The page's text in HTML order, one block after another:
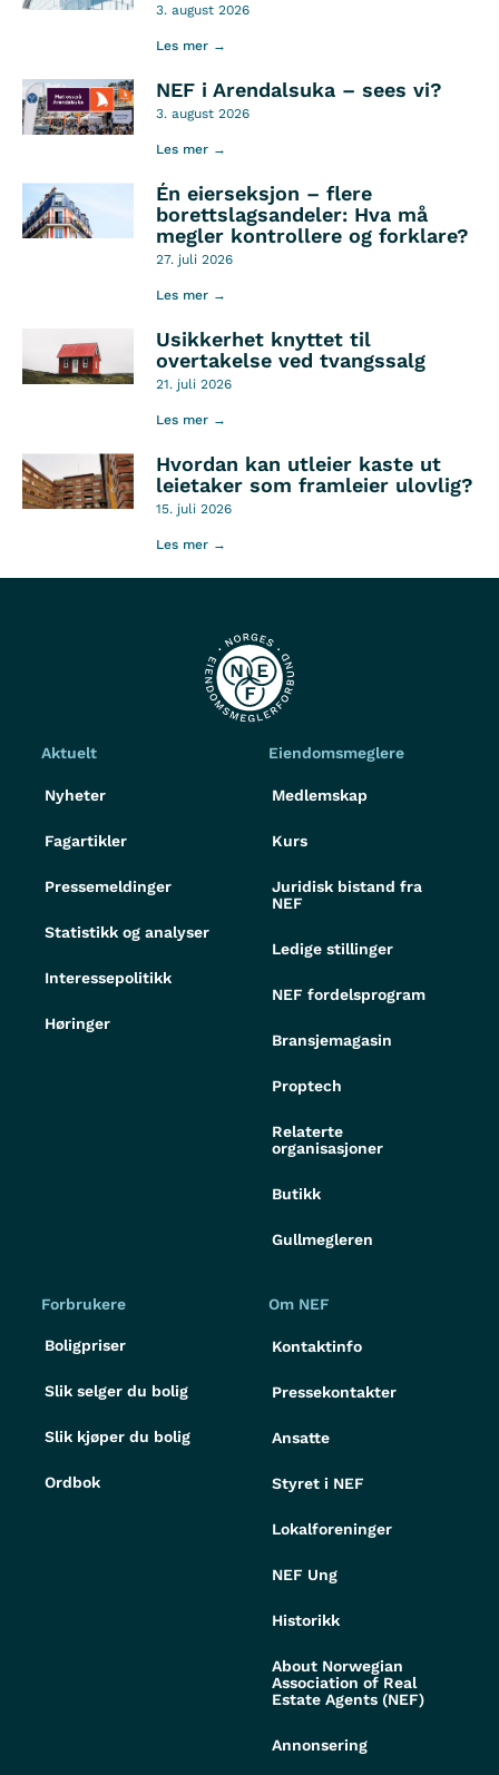
3. august 2026
Les mer →
NEF i Arendalsuka – sees vi?
3. august 2026
Les mer →
Én eierseksjon – flere
borettslagsandeler: Hva må
megler kontrollere og forklare?
27. juli 2026
Les mer →
Usikkerhet knyttet til
overtakelse ved tvangssalg
21. juli 2026
Les mer →
Hvordan kan utleier kaste ut
leietaker som framleier ulovlig?
15. juli 2026
Les mer →
Aktuelt
Nyheter
Fagartikler
Pressemeldinger
Statistikk og analyser
Interessepolitikk
Høringer
Eiendomsmeglere
Medlemskap
Kurs
Juridisk bistand fra
NEF
Ledige stillinger
NEF fordelsprogram
Bransjemagasin
Proptech
Relaterte
organisasjoner
Butikk
Gullmegleren
Forbrukere
Boligpriser
Slik selger du bolig
Slik kjøper du bolig
Ordbok
Om NEF
Kontaktinfo
Pressekontakter
Ansatte
Styret i NEF
Lokalforeninger
NEF Ung
Historikk
About Norwegian
Association of Real
Estate Agents (NEF)
Annonsering